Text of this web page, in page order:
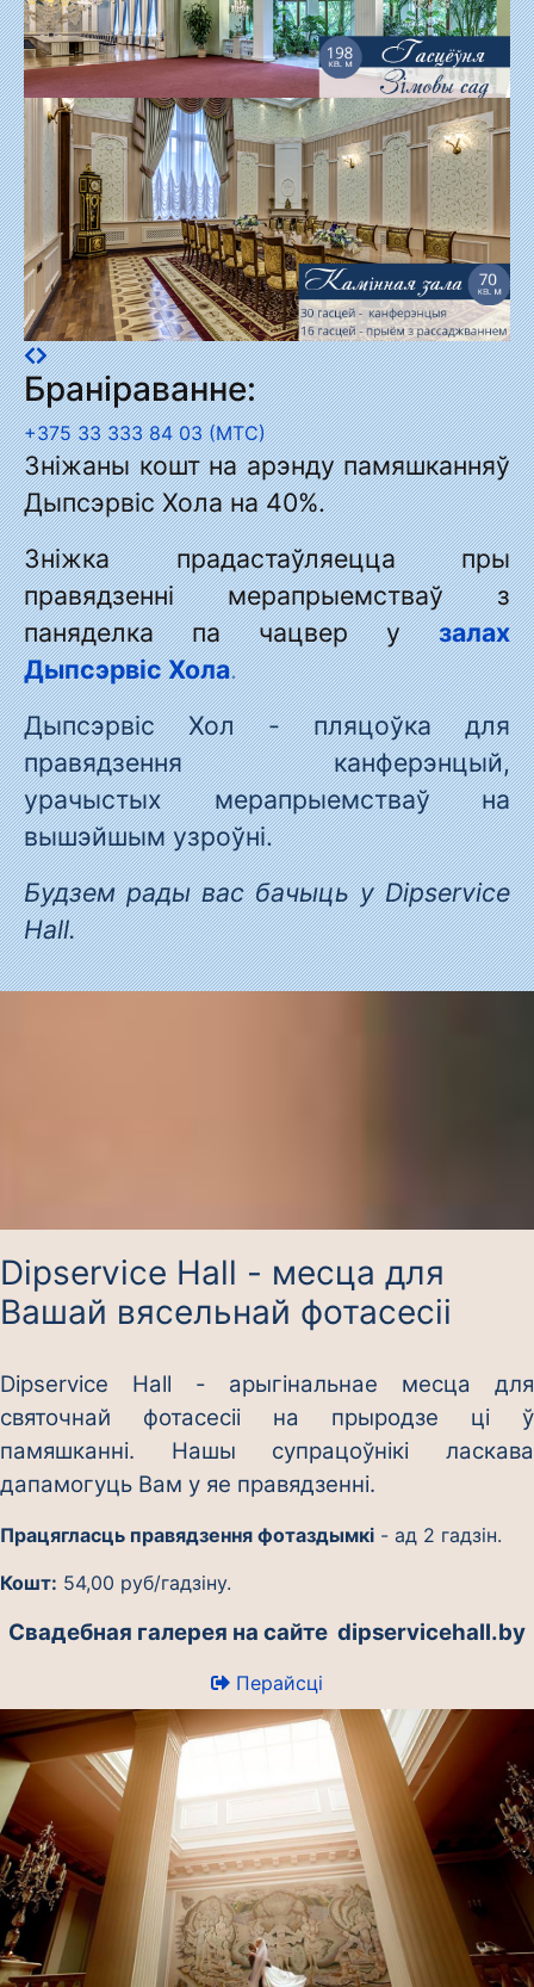
Браніраванне:
+375 33 333 84 03 (МТС)
Зніжаны кошт на арэнду памяшканняў
Дыпсэрвіс Хола на 40%.
Зніжка прадастаўляецца пры
правядзенні мерапрыемстваў з
паняделка па чацвер узалах
Дыпсэрвіс Хола.
Дыпсэрвіс Хол - пляцоўка для
правядзення канферэнцый,
урачыстых мерапрыемстваў на
вышэйшым узроўні.
Будзем рады вас бачыць у Dipservice
Hall.
Dipservice Hall - месца для
Вашай вясельнай фотасесіі
Dipservice Hall - арыгінальнае месца для
святочнай фотасесіі на прыродзе ці ў
памяшканні. Нашы супрацоўнікі ласкава
дапамогуць Вам у яе правядзенні.
Працягласць правядзення фотаздымкі - ад 2 гадзін.
Кошт: 54,00 руб/гадзіну.
Свадебная галерея на сайте dipservicehall.by
Перайсці